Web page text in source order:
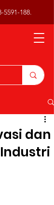
5591-188.
dan